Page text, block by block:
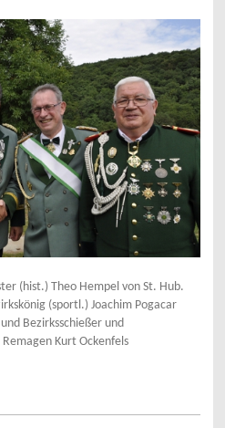
(hist.) Theo Hempel von St. Hub.
(sportl.) Joachim Pogacar
Bezirksschießer und
Kurt Ockenfels